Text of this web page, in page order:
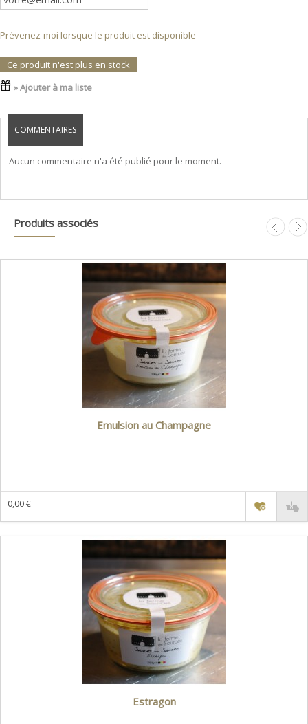
Prévenez-moi lorsque le produit est disponible
Ce produit n'est plus en stock
» Ajouter à ma liste
COMMENTAIRES
Aucun commentaire n'a été publié pour le moment.
Produits associés
Emulsion au Champagne
0,00 €
Estragon